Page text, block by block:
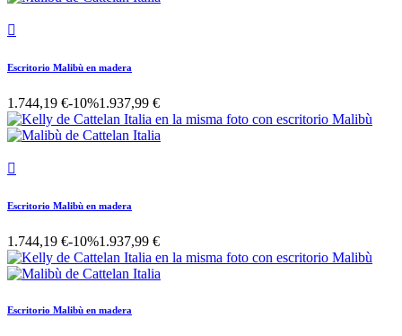

Escritorio Malibù en madera
1.744,19 €-10%1.937,99 €

Escritorio Malibù en madera
1.744,19 €-10%1.937,99 €
Escritorio Malibù en madera